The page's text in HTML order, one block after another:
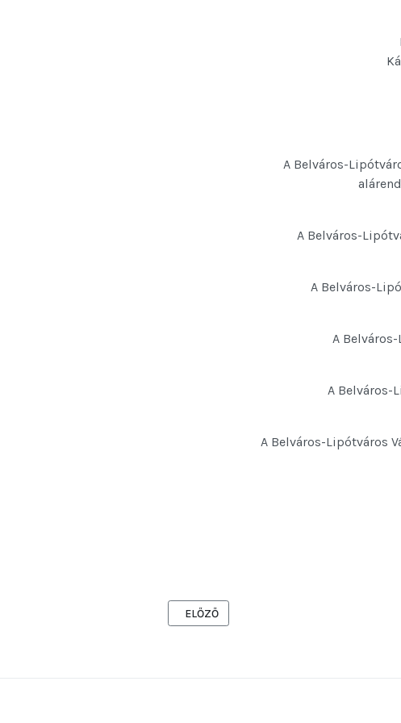
A Belváros-
A Belváros-
A Belváros-
A
A Belváros-
A Belváros-Lipótváros
ELŐZŐ CIKK: GAZDÁLKODÁSI ADATOK
ELŐZŐ